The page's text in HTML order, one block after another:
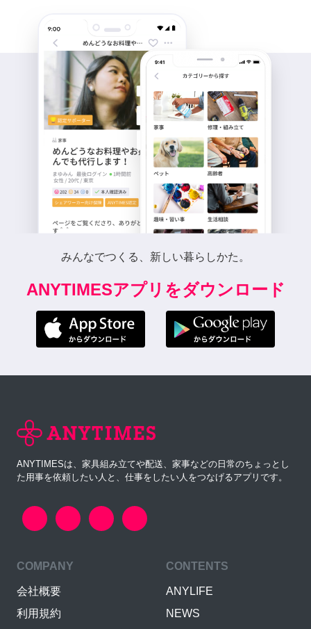
みんなでつくる、新しい暮らしかた。
ANYTIMESアプリをダウンロード
ANYTIMESは、家具組み立てや配送、家事などの日常のちょっとし
た用事を依頼したい人と、仕事をしたい人をつなげるアプリです。
COMPANY
会社概要
利用規約
CONTENTS
ANYLIFE
NEWS